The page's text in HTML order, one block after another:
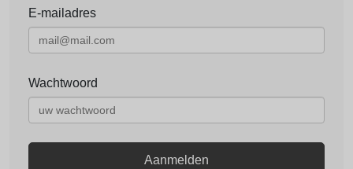
E-mailadres
Wachtwoord
Aanmelden